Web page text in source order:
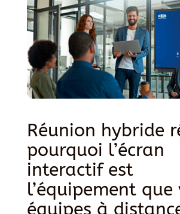
Réunion hybride
pourquoi l’écran
interactif est
l’équipement que
équipes à